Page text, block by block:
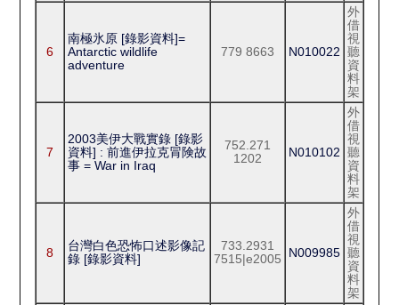
6
南極氷原 [錄影資料]=
Antarctic wildlife
adventure
779 8663 N010022
外
借
視
聽
資
料
架
7
2003美伊大戰實錄 [錄影
資料] : 前進伊拉克冐険故
事 = War in Iraq
752.271
1202
N010102
外
借
視
聽
資
料
架
8
台灣白色恐怖口述影像記
錄 [錄影資料]
733.2931
7515|e2005
N009985
外
借
視
聽
資
料
架